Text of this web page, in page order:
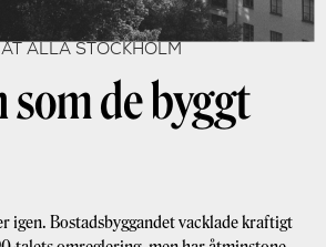
ALLA STOCKHOLM
som de byggt
igen. Bostadsbyggandet vacklade kraftigt